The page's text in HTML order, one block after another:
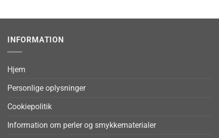
INFORMATION
Hjem
Personlige oplysninger
Cookiepolitik
Information om perler og smykkematerialer